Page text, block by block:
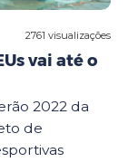
2761 visualizações
vai até o
2022 da
de